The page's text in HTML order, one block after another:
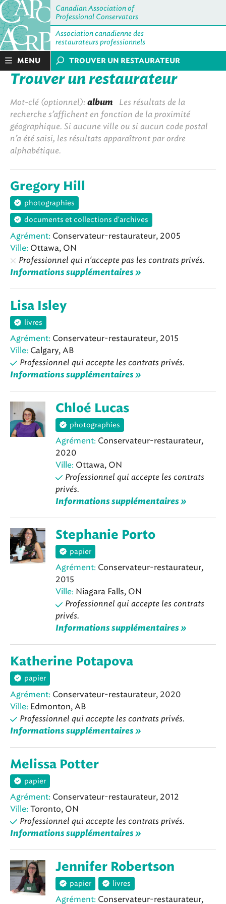
Canadian Association of
Professional Conservators
Association canadienne des
restaurateurs professionnels
MENU TROUVER UN RESTAURATEUR
Trouver un restaurateur
Mot-clé (optionnel): album Les résultats de la
recherche s’affichent en fonction de la proximité
géographique. Si aucune ville ou si aucun code postal
n’a été saisi, les résultats apparaîtront par ordre
alphabétique.
Gregory Hill
photographies
documents et collections d'archives
Agrément: Conservateur-restaurateur, 2005
Ville: Ottawa, ON
Professionnel qui n'accepte pas les contrats privés.
Informations supplémentaires »
Lisa Isley
livres
Agrément: Conservateur-restaurateur, 2015
Ville: Calgary, AB
Professionnel qui accepte les contrats privés.
Informations supplémentaires »
Chloé Lucas
photographies
Agrément: Conservateur-restaurateur,
2020
Ville: Ottawa, ON
Professionnel qui accepte les contrats
privés.
Informations supplémentaires »
Stephanie Porto
papier
Agrément: Conservateur-restaurateur,
2015
Ville: Niagara Falls, ON
Professionnel qui accepte les contrats
privés.
Informations supplémentaires »
Katherine Potapova
papier
Agrément: Conservateur-restaurateur, 2020
Ville: Edmonton, AB
Professionnel qui accepte les contrats privés.
Informations supplémentaires »
Melissa Potter
papier
Agrément: Conservateur-restaurateur, 2012
Ville: Toronto, ON
Professionnel qui accepte les contrats privés.
Informations supplémentaires »
Jennifer Robertson
papier livres
Agrément: Conservateur-restaurateur,